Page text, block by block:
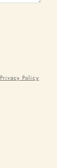
Privacy Policy